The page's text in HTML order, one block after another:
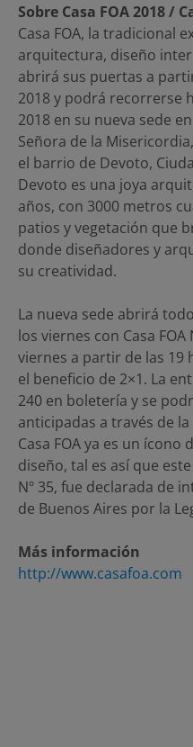
Sobre Casa FOA 2018 /
Casa FOA, la tradicional
arquitectura, diseño
abrirá sus puertas a
2018 y podrá recorrerse
2018 en su nueva sede
Señora de la
el barrio de Devoto,
Devoto es una joya
años, con 3000 metros
patios y vegetación que
donde diseñadores y
su creatividad.
La nueva sede abrirá
los viernes con Casa
viernes a partir de las 19
el beneficio de 2×1. La
240 en boletería y se
anticipadas a través de la
Casa FOA ya es un
diseño, tal es así que
Nº 35, fue declarada de
de Buenos Aires por la
Más información
http://www.casafoa.com